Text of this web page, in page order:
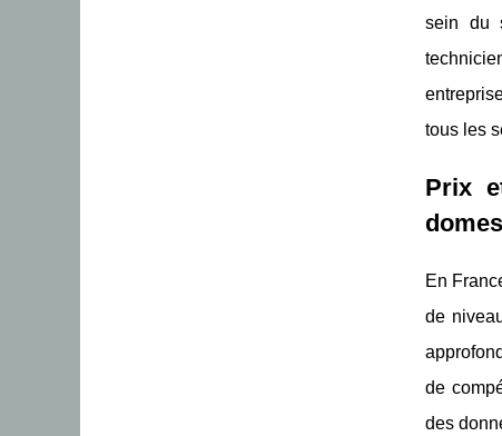
sein du
tous les
Prix
En
de
de
des